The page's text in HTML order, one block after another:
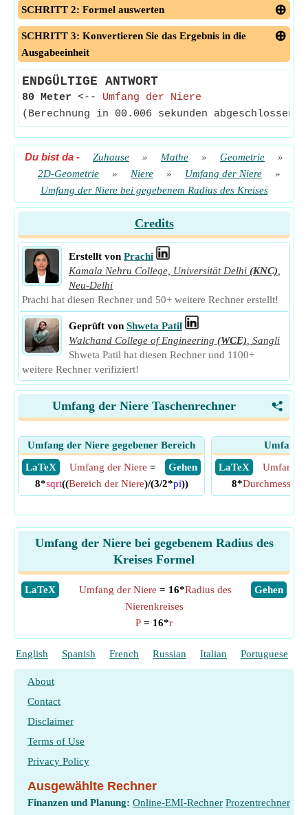
SCHRITT 2: Formel auswerten
SCHRITT 3: Konvertieren Sie das Ergebnis in die
Ausgabeeinheit
ENDGÜLTIGE ANTWORT
80 Meter <-- Umfang der Niere
(Berechnung in 00.006 sekunden abgeschlossen)
Du bist da - Zuhause » Mathe » Geometrie
»
2D-Geometrie
» Niere » Umfang der Niere
»
Umfang der Niere bei gegebenem Radius des Kreises
Credits
Erstellt von Prachi
Kamala Nehru College, Universität Delhi (KNC)
Neu-Delhi
Prachi hat diesen Rechner und 50+ weitere Rechner erstellt!
Geprüft von Shweta Patil
Walchand College of Engineering (WCE) Sangli
Shweta Patil hat diesen Rechner und 1100+
weitere Rechner verifiziert!
<
Umfang der Niere Taschenrechner
Umfang der Niere gegebener Bereich
​ LaTeX
​ Gehen
Umfang der Niere =
8*sqrt((Bereich der Niere)/(3/2*pi))
Umfang
​ LaTeX
Umfang
8*Durchmesser
Umfang der Niere bei gegebenem Radius des
Kreises Formel
​LaTeX ​Gehen
Umfang der Niere = 16*Radius des
Nierenkreises
P = 16*r
English Spanish French Russian Italian Portuguese
About
Contact
Disclaimer
Terms of Use
Privacy Policy
Ausgewählte Rechner
Finanzen und Planung: Online-EMI-Rechner Prozentrechner